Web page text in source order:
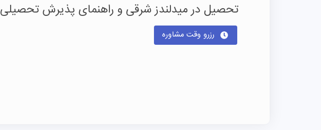
تحصیل در میدلندز شرقی و راهنمای پذیرش تحصیلی
رزرو وقت مشاوره